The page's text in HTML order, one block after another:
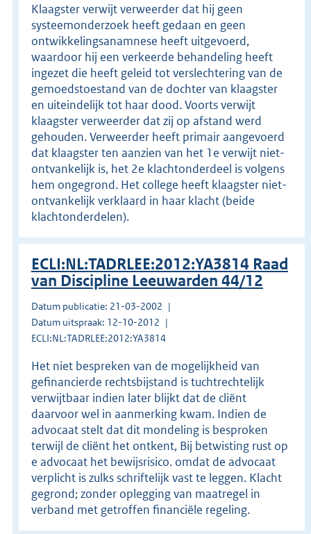
Klaagster verwijt verweerder dat hij geen
systeemonderzoek heeft gedaan en geen
ontwikkelingsanamnese heeft uitgevoerd,
waardoor hij een verkeerde behandeling heeft
ingezet die heeft geleid tot verslechtering van de
gemoedstoestand van de dochter van klaagster
en uiteindelijk tot haar dood. Voorts verwijt
klaagster verweerder dat zij op afstand werd
gehouden. Verweerder heeft primair aangevoerd
dat klaagster ten aanzien van het 1e verwijt niet-
ontvankelijk is, het 2e klachtonderdeel is volgens
hem ongegrond. Het college heeft klaagster niet-
ontvankelijk verklaard in haar klacht (beide
klachtonderdelen).
ECLI:NL:TADRLEE:2012:YA3814 Raad
van Discipline Leeuwarden 44/12
Datum publicatie: 21-03-2002
Datum uitspraak: 12-10-2012
ECLI:NL:TADRLEE:2012:YA3814
Het niet bespreken van de mogelijkheid van
gefinancierde rechtsbijstand is tuchtrechtelijk
verwijtbaar indien later blijkt dat de cliënt
daarvoor wel in aanmerking kwam. Indien de
advocaat stelt dat dit mondeling is besproken
terwijl de cliënt het ontkent, Bij betwisting rust op
e advocaat het bewijsrisico. omdat de advocaat
verplicht is zulks schriftelijk vast te leggen. Klacht
gegrond; zonder oplegging van maatregel in
verband met getroffen financiële regeling.